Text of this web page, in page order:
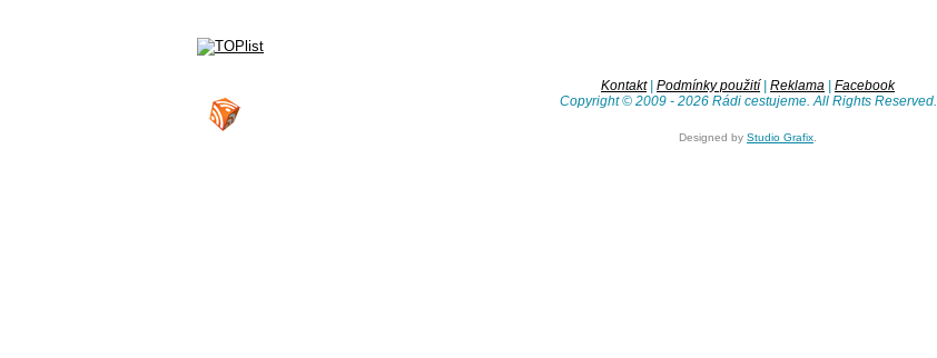
Kontakt| Podmínky použití Reklama
Facebook
Copyright © 2009 - 2026 Rádi cestujeme. All Rights Reserved.
Designed by Studio Grafix